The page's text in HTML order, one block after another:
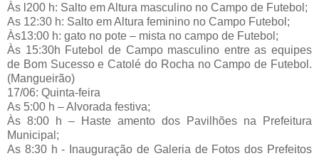
Às l200 h: Salto em Altura masculino no Campo de Futebol;
As 12:30 h: Salto em Altura feminino no Campo Futebol;
Às13:00 h: gato no pote – mista no campo de Futebol;
Às 15:30h Futebol de Campo masculino entre as equipes
de Bom Sucesso e Catolé do Rocha no Campo de Futebol.
(Mangueirão)
17/06: Quinta-feira
As 5:00 h – Alvorada festiva;
Às 8:00 h – Haste amento dos Pavilhões na Prefeitura
Municipal;
As 8:30 h - Inauguração de Galeria de Fotos dos Prefeitos